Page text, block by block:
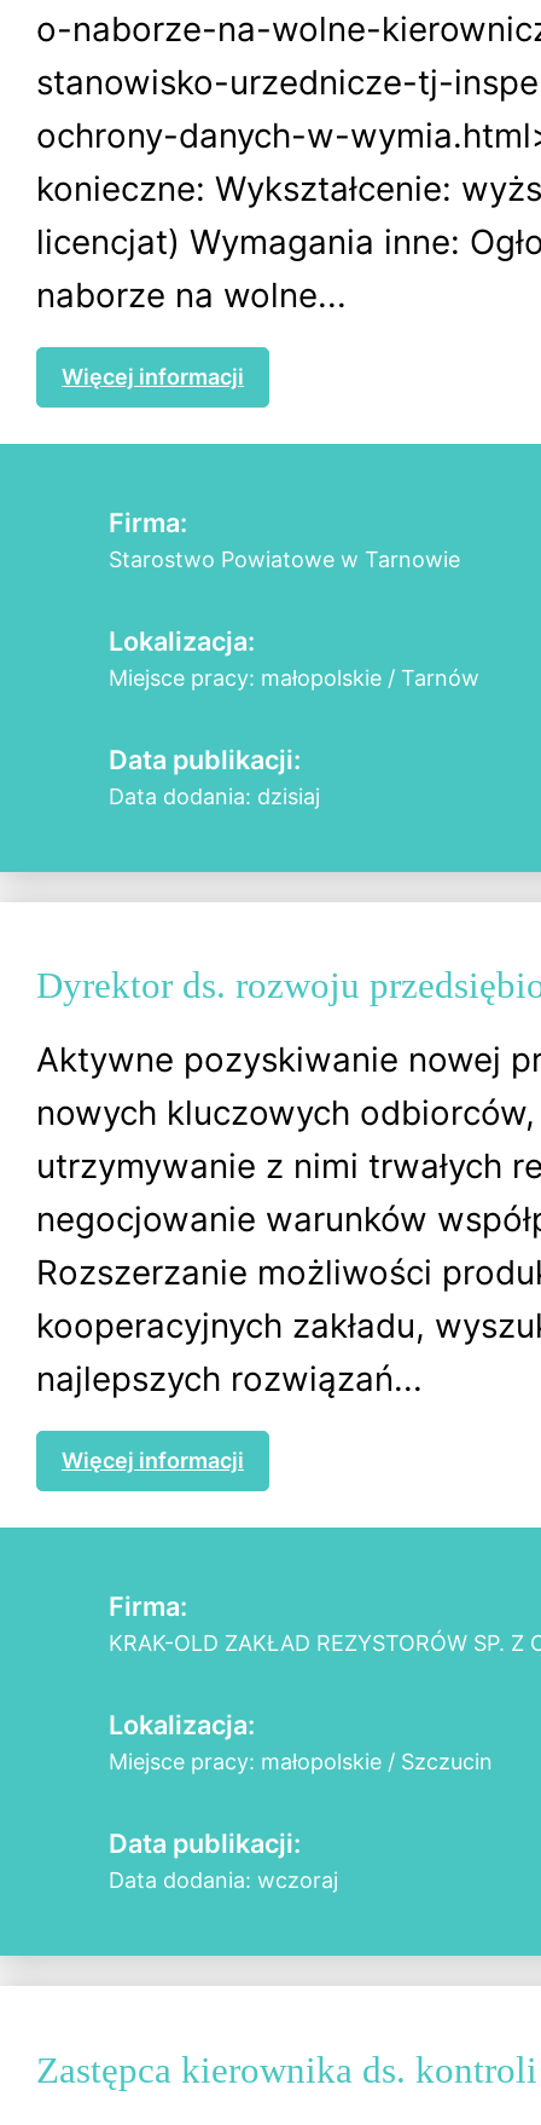
o-naborze-na-wolne-
stanowisko-urzednicze-tj-
ochrony-danych-w-
konieczne: Wykształcenie:
licencjat) Wymagania inne:
naborze na wolne...
Więcej informacji
Firma:
Starostwo Powiatowe w Tarnowie
Lokalizacja:
Miejsce pracy: małopolskie / Tarnów
Data publikacji:
Data dodania: dzisiaj
Dyrektor ds. rozwoju
Aktywne pozyskiwanie nowej
nowych kluczowych
utrzymywanie z nimi trwałych
negocjowanie warunków
Rozszerzanie możliwości
kooperacyjnych zakładu,
najlepszych rozwiązań...
Więcej informacji
Firma:
KRAK-OLD ZAKŁAD REZYSTORÓW SP. Z
Lokalizacja:
Miejsce pracy: małopolskie / Szczucin
Data publikacji:
Data dodania: wczoraj
Zastępca kierownika ds.